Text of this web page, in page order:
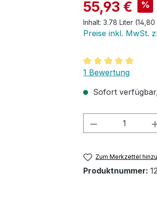
Verkaufspreis:
55,93 € %
Inhalt: 3.78 Liter (14,80
Preise inkl. MwSt.
Durchschnittliche
1 Bewertung
Sofort
Produkt
Zum Merkzettel
Produktnummer: